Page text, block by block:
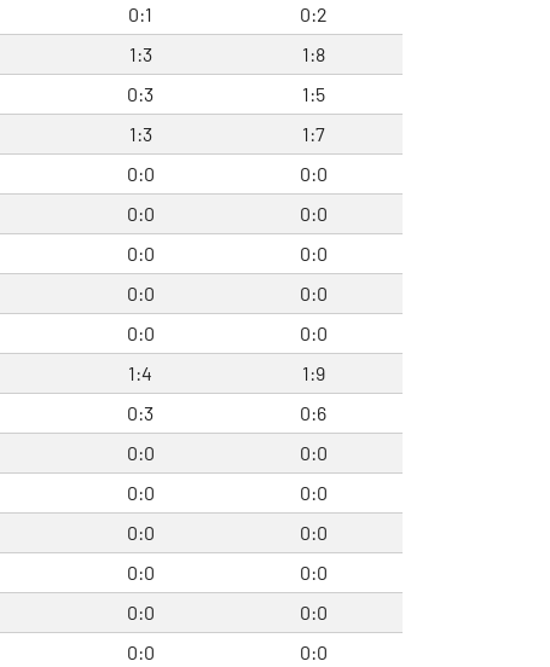
0:1
0:2
1:3
1:8
0:3
1:5
1:3
1:7
0:0
0:0
0:0
0:0
0:0
0:0
0:0
0:0
0:0
0:0
1:4
1:9
0:3
0:6
0:0
0:0
0:0
0:0
0:0
0:0
0:0
0:0
0:0
0:0
0:0
0:0